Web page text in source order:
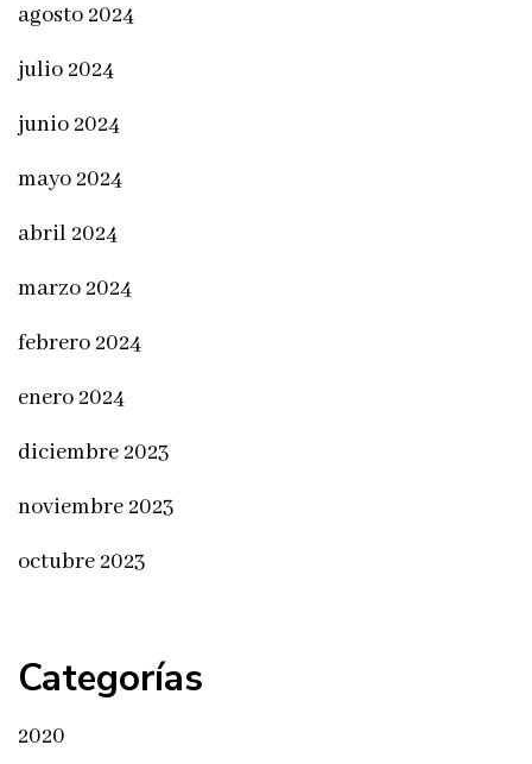
agosto 2024
julio 2024
junio 2024
mayo 2024
abril 2024
marzo 2024
febrero 2024
enero 2024
diciembre 2023
noviembre 2023
octubre 2023
Categorías
2020